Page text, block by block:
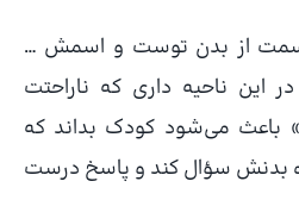
قسمت از بدن توست و اسمش …
این ناحیه داری که ناراحتت
باعث می‌شود کودک بداند که
بدنش سؤال کند و پاسخ درست